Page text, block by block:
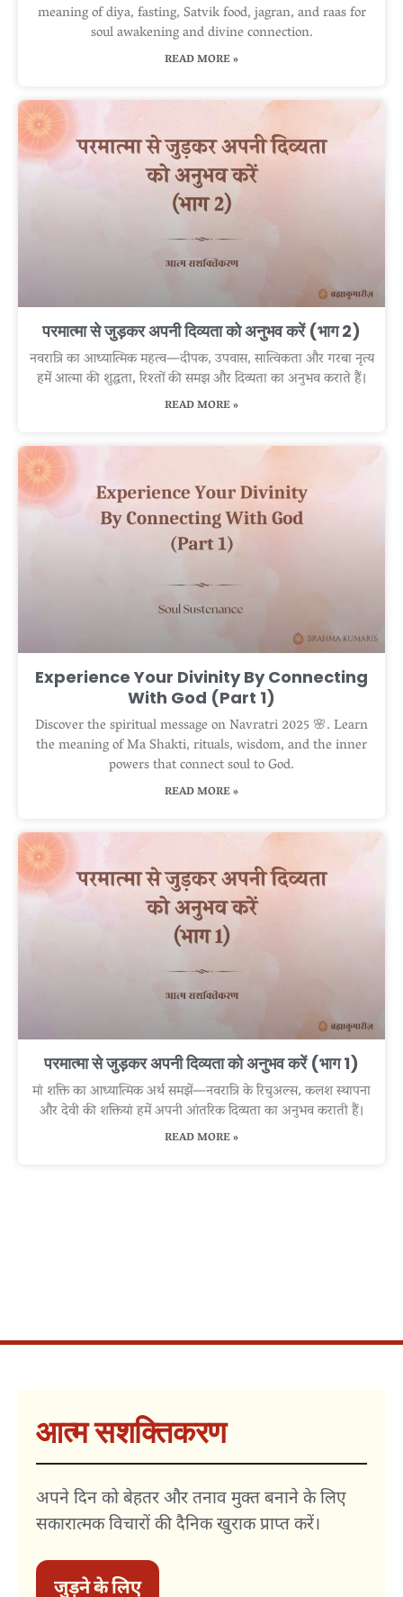
meaning of diya, fasting, Satvik food, jagran, and raas for
soul awakening and divine connection.
READ MORE »
परमात्मा से जुड़कर अपनी दिव्यता को अनुभव करें (भाग 2)
नवरात्रि का आध्यात्मिक महत्व—दीपक, उपवास, सात्विकता और गरबा नृत्य
हमें आत्मा की शुद्धता, रिश्तों की समझ और दिव्यता का अनुभव कराते हैं।
READ MORE »
Experience Your Divinity By Connecting
With God (Part 1)
Discover the spiritual message on Navratri 2025 🌸. Learn
the meaning of Ma Shakti, rituals, wisdom, and the inner
powers that connect soul to God.
READ MORE »
परमात्मा से जुड़कर अपनी दिव्यता को अनुभव करें (भाग 1)
मां शक्ति का आध्यात्मिक अर्थ समझें—नवरात्रि के रिचुअल्स, कलश स्थापना
और देवी की शक्तियां हमें अपनी आंतरिक दिव्यता का अनुभव कराती हैं।
READ MORE »
आत्म सशक्तिकरण
अपने दिन को बेहतर और तनाव मुक्त बनाने के लिए
सकारात्मक विचारों की दैनिक खुराक प्राप्त करें।
जुड़ने के लिए